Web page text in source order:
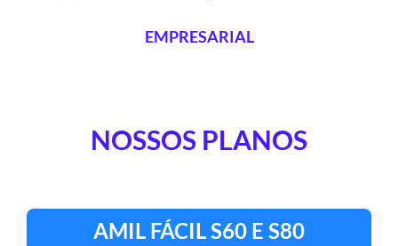
EMPRESARIAL
NOSSOS PLANOS
AMIL FÁCIL S60 E S80